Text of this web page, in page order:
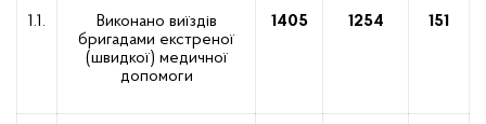
1.1.
Виконано виїздів
бригадами екстреної
(швидкої) медичної
допомоги
1405 1254 151